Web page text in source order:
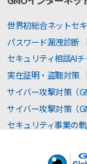
世界初総合ネットセ
パスワード漏洩診断
セキュリティ相談AI
実在証明・盗聴対策
サイバー攻撃対策（
サイバー攻撃対策（
セキュリティ事業の